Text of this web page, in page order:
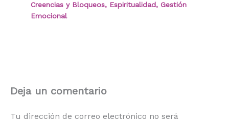
Creencias y Bloqueos, Espiritualidad, Gestión
Emocional
Deja un comentario
Tu dirección de correo electrónico no será